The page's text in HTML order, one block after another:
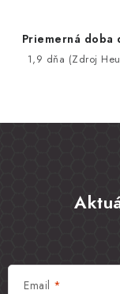
Priemerná doba
1,9 dňa (Zdroj
Email